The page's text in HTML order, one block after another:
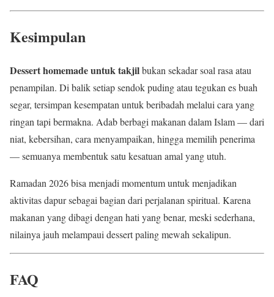
Kesimpulan
Dessert homemade untuk takjilbukan sekadar soal rasa atau
penampilan. Di balik setiap sendok puding atau tegukan es buah
segar, tersimpan kesempatan untuk beribadah melalui cara yang
ringan tapi bermakna. Adab berbagi makanan dalam Islam — dari
niat, kebersihan, cara menyampaikan, hingga memilih penerima
— semuanya membentuk satu kesatuan amal yang utuh.
Ramadan 2026 bisa menjadi momentum untuk menjadikan
aktivitas dapur sebagai bagian dari perjalanan spiritual. Karena
makanan yang dibagi dengan hati yang benar, meski sederhana,
nilainya jauh melampaui dessert paling mewah sekalipun.
FAQ